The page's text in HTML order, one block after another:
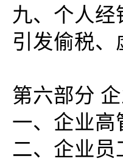
九、个人
引发偷税、
第六部分
一、企业高
二、企业